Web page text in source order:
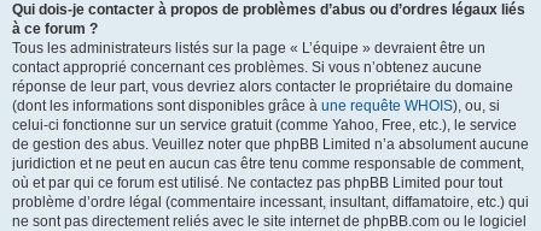
Qui dois-je contacter à propos de problèmes d’abus ou d’ordres légaux liés
à ce forum ?
Tous les administrateurs listés sur la page « L’équipe » devraient être un
contact approprié concernant ces problèmes. Si vous n’obtenez aucune
réponse de leur part, vous devriez alors contacter le propriétaire du domaine
(dont les informations sont disponibles grâce à une requête WHOIS), ou, si
celui-ci fonctionne sur un service gratuit (comme Yahoo, Free, etc.), le service
de gestion des abus. Veuillez noter que phpBB Limited n’a absolument aucune
juridiction et ne peut en aucun cas être tenu comme responsable de comment,
où et par qui ce forum est utilisé. Ne contactez pas phpBB Limited pour tout
problème d’ordre légal (commentaire incessant, insultant, diffamatoire, etc.) qui
ne sont pas directement reliés avec le site internet de phpBB.com ou le logiciel